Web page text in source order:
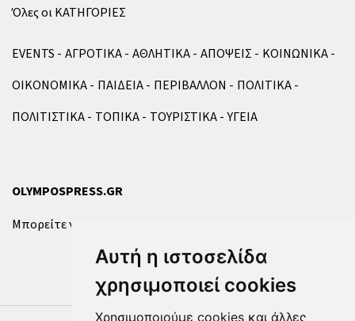
Αυτή η ιστοσελίδα
χρησιμοποιεί cookies
Χρησιμοποιούμε cookies και άλλες
Όλες οι ΚΑΤΗΓΟΡΙΕΣ
EVENTS ΑΓΡΟΤΙΚΑ ΑΘΛΗΤΙΚΑ ΑΠΟΨΕΙΣ
ΚΟΙΝΩΝΙΚΑ
ΟΙΚΟΝΟΜΙΚΑ
ΠΑΙΔΕΙΑ ΠΕΡΙΒΑΛΛΟΝ
ΠΟΛΙΤΙΚΑ
ΠΟΛΙΤΙΣΤΙΚΑ
ΤΟΠΙΚΑ ΤΟΥΡΙΣΤΙΚΑ ΥΓΕΙΑ
OLYMPOSPRESS.GR
Μπορείτε να επικοινωνήσετε μαζί μας μέσω της